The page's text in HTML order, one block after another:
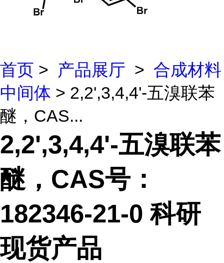
首页 > 产品展厅 > 合成材料
中间体 > 2,2',3,4,4'-五溴联苯
醚，CAS...
2,2',3,4,4'-五溴联苯
醚，CAS号：
182346-21-0 科研
现货产品